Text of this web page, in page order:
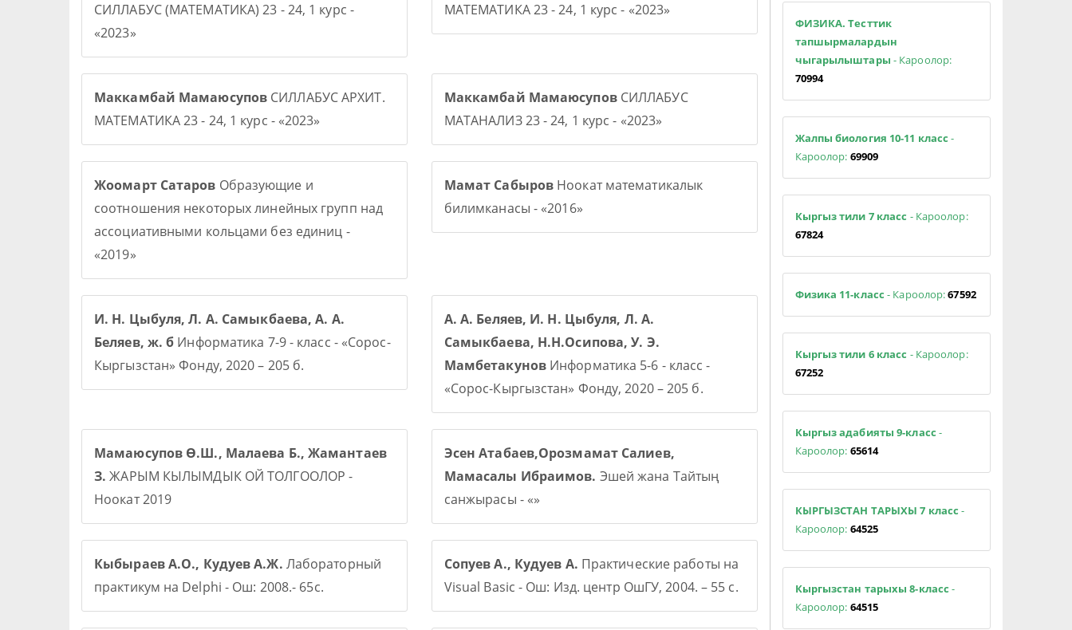
СИЛЛАБУС (МАТЕМАТИКА) 23 - 24, 1 курс -
«2023»
МАТЕМАТИКА 23 - 24, 1 курс - «2023»
Маккамбай Мамаюсупов СИЛЛАБУС АРХИТ.
МАТЕМАТИКА 23 - 24, 1 курс - «2023»
Маккамбай МамаюсуповСИЛЛАБУС
МАТАНАЛИЗ 23 - 24, 1 курс - «2023»
Жоомарт Сатаров Образующие и
соотношения некоторых линейных групп над
ассоциативными кольцами без единиц -
«2019»
Мамат Сабыров Ноокат математикалык
билимканасы - «2016»
И. Н. Цыбуля, Л. А. Самыкбаева, А. А.
Беляев, ж. б Информатика 7-9 - класс - «Сорос-
Кыргызстан» Фонду, 2020 – 205 б.
А. А. Беляев, И. Н. Цыбуля, Л. А.
Самыкбаева, Н.Н.Осипова, У. Э.
МамбетакуновИнформатика 5-6 - класс -
«Сорос-Кыргызстан» Фонду, 2020 – 205 б.
Мамаюсупов Ө.Ш., Малаева Б., Жамантаев
З. ЖАРЫМ КЫЛЫМДЫК ОЙ ТОЛГООЛОР -
Ноокат 2019
Эсен Атабаев,Орозмамат Салиев,
Мамасалы Ибраимов. Эшей жана Тайтың
санжырасы - «»
Кыбыраев А.О., Кудуев А.Ж. Лабораторный
практикум на Delphi - Ош: 2008.- 65с.
Сопуев А., Кудуев А. Практические работы на
Visual Basic - Ош: Изд. центр ОшГУ, 2004. – 55 с.
ФИЗИКА. Тесттик
тапшырмалардын
чыгарылыштары - Кароолор:
70994
Жалпы биология 10-11 класс -
Кароолор: 69909
Кыргыз тили 7 класс - Кароолор:
67824
Физика 11-класс - Кароолор:67592
Кыргыз тили 6 класс - Кароолор:
67252
Кыргыз адабияты 9-класс -
Кароолор: 65614
КЫРГЫЗСТАН ТАРЫХЫ 7 класс -
Кароолор: 64525
Кыргызстан тарыхы 8-класс -
Кароолор: 64515